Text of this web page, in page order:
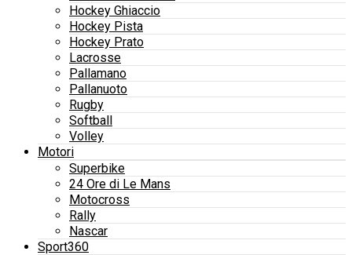
Hockey Ghiaccio
Hockey Pista
Hockey Prato
Lacrosse
Pallamano
Pallanuoto
Rugby
Softball
Volley
Motori
Superbike
24 Ore di Le Mans
Motocross
Rally
Nascar
Sport360